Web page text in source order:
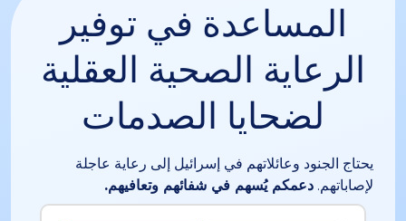
المساعدة في توفير
الرعاية الصحية العقلية
لضحايا الصدمات
يحتاج الجنود وعائلاتهم في إسرائيل إلى رعاية عاجلة
لإصاباتهم. دعمكم يُسهم في شفائهم وتعافيهم.